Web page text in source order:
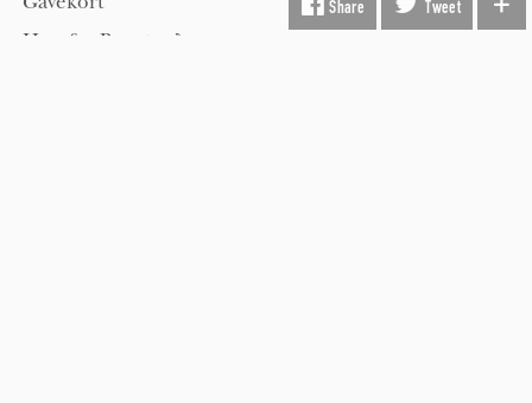
Hvorfor Beauton?
Share Tweet